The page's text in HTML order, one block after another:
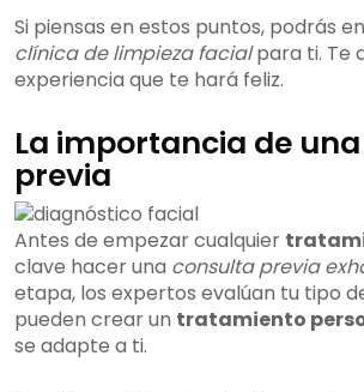
Si piensas en estos puntos, podrás
clínica de limpieza facialpara ti. Te
experiencia que te hará feliz.
La importancia de
previa
Antes de empezar cualquier
clave hacer una consulta previa
etapa, los expertos evalúan tu tipo
pueden crear un tratamiento
se adapte a ti.